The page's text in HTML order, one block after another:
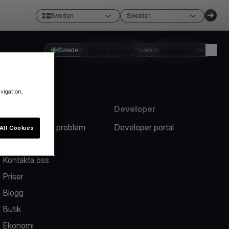
Sweden Swedish
Skapa konto
Sweden Swedish
Rapportera ett problem
Kontakta oss
Priser
Blogg
Butik
Ekonomi
Developer
Developer portal
Cookies